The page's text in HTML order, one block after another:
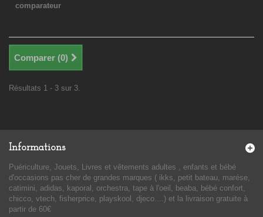
comparateur
Comparer (0)
Résultats 1 - 3 sur 3.
Informations
Puériculture, Jouets, Livres et vêtements adultes , enfants et bébé
d'occasions pas cher de grandes marques ( ikks, petit bateau, marése,
catimini, adidas, kaporal, orchestra, tape à l'oeil, beaba, bébé confort,
chicco, vtech, fisherprice, playskool, djeco....) et la livraison gratuite à
partir de 60€